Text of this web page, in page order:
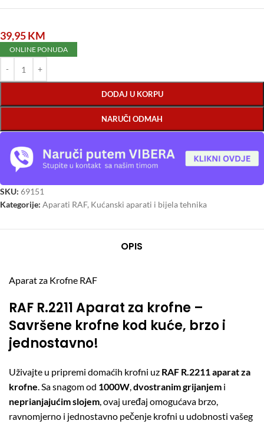
39,95KM
ONLINE PONUDA
DODAJ U KORPU
NARUČI ODMAH
SKU: 69151
Kategorije: Aparati RAF, Kućanski aparati i bijela tehnika
OPIS
Aparat za Krofne RAF
RAF R.2211 Aparat za krofne –
Savršene krofne kod kuće, brzo i
jednostavno!
Uživajte u pripremi domaćih krofni uz RAF R.2211 aparat za
krofne. Sa snagom od 1000W,dvostranim grijanjem i
neprianjajućim slojem, ovaj uređaj omogućava brzo,
ravnomjerno i jednostavno pečenje krofni u udobnosti vašeg